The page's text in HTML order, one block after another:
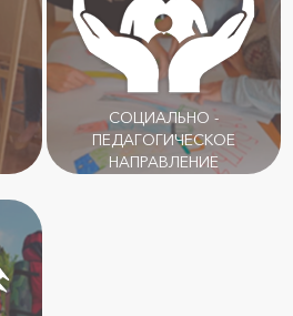
СОЦИАЛЬНО -
ПЕДАГОГИЧЕСКОЕ
НАПРАВЛЕНИЕ